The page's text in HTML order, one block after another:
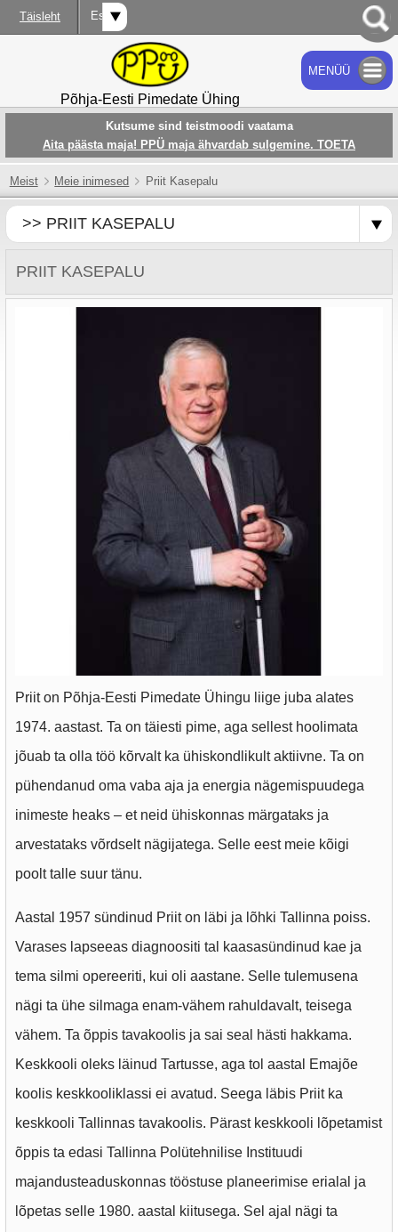
Täisleht Est
OTSI
Põhja-Eesti Pimedate Ühing
MENÜÜ
Kutsume sind teistmoodi vaatama
Aita päästa maja! PPÜ maja ähvardab sulgemine. TOETA
Meist Meie inimesed Priit Kasepalu
>> PRIIT KASEPALU
PRIIT KASEPALU
Priit on Põhja-Eesti Pimedate Ühingu liige juba alates
1974. aastast. Ta on täiesti pime, aga sellest hoolimata
jõuab ta olla töö kõrvalt ka ühiskondlikult aktiivne. Ta on
pühendanud oma vaba aja ja energia nägemispuudega
inimeste heaks – et neid ühiskonnas märgataks ja
arvestataks võrdselt nägijatega. Selle eest meie kõigi
poolt talle suur tänu.
Aastal 1957 sündinud Priit on läbi ja lõhki Tallinna poiss.
Varases lapseeas diagnoositi tal kaasasündinud kae ja
tema silmi opereeriti, kui oli aastane. Selle tulemusena
nägi ta ühe silmaga enam-vähem rahuldavalt, teisega
vähem. Ta õppis tavakoolis ja sai seal hästi hakkama.
Keskkooli oleks läinud Tartusse, aga tol aastal Emajõe
koolis keskkooliklassi ei avatud. Seega läbis Priit ka
keskkooli Tallinnas tavakoolis. Pärast keskkooli lõpetamist
õppis ta edasi Tallinna Polütehnilise Instituudi
majandusteaduskonnas tööstuse planeerimise erialal ja
lõpetas selle 1980. aastal kiitusega. Sel ajal nägi ta